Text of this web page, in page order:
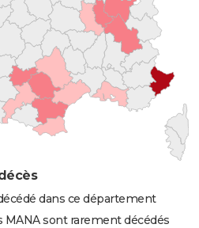
dans ce département
sont rarement décédés